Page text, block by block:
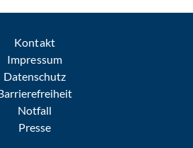
Kontakt
Impressum
Datenschutz
Notfall
Presse